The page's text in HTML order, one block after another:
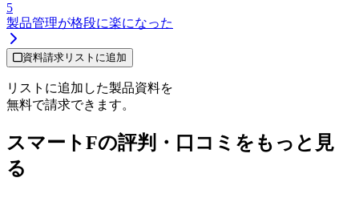
5
製品管理が格段に楽になった
資料請求リストに追加
リストに追加した製品資料を
無料で請求できます。
スマートFの評判・口コミをもっと見
る